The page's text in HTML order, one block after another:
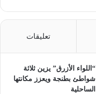
تعليقات
“اللواء الأزرق” يزين ثلاثة
شواطئ بطنجة ويعزز مكانتها
الساحلية